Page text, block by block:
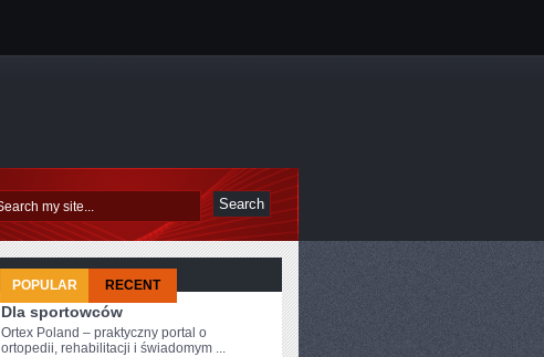
POPULAR RECENT
Dla sportowców
Ortex Poland – praktyczny portal o
ortopedii, rehabilitacji i świadomym ...